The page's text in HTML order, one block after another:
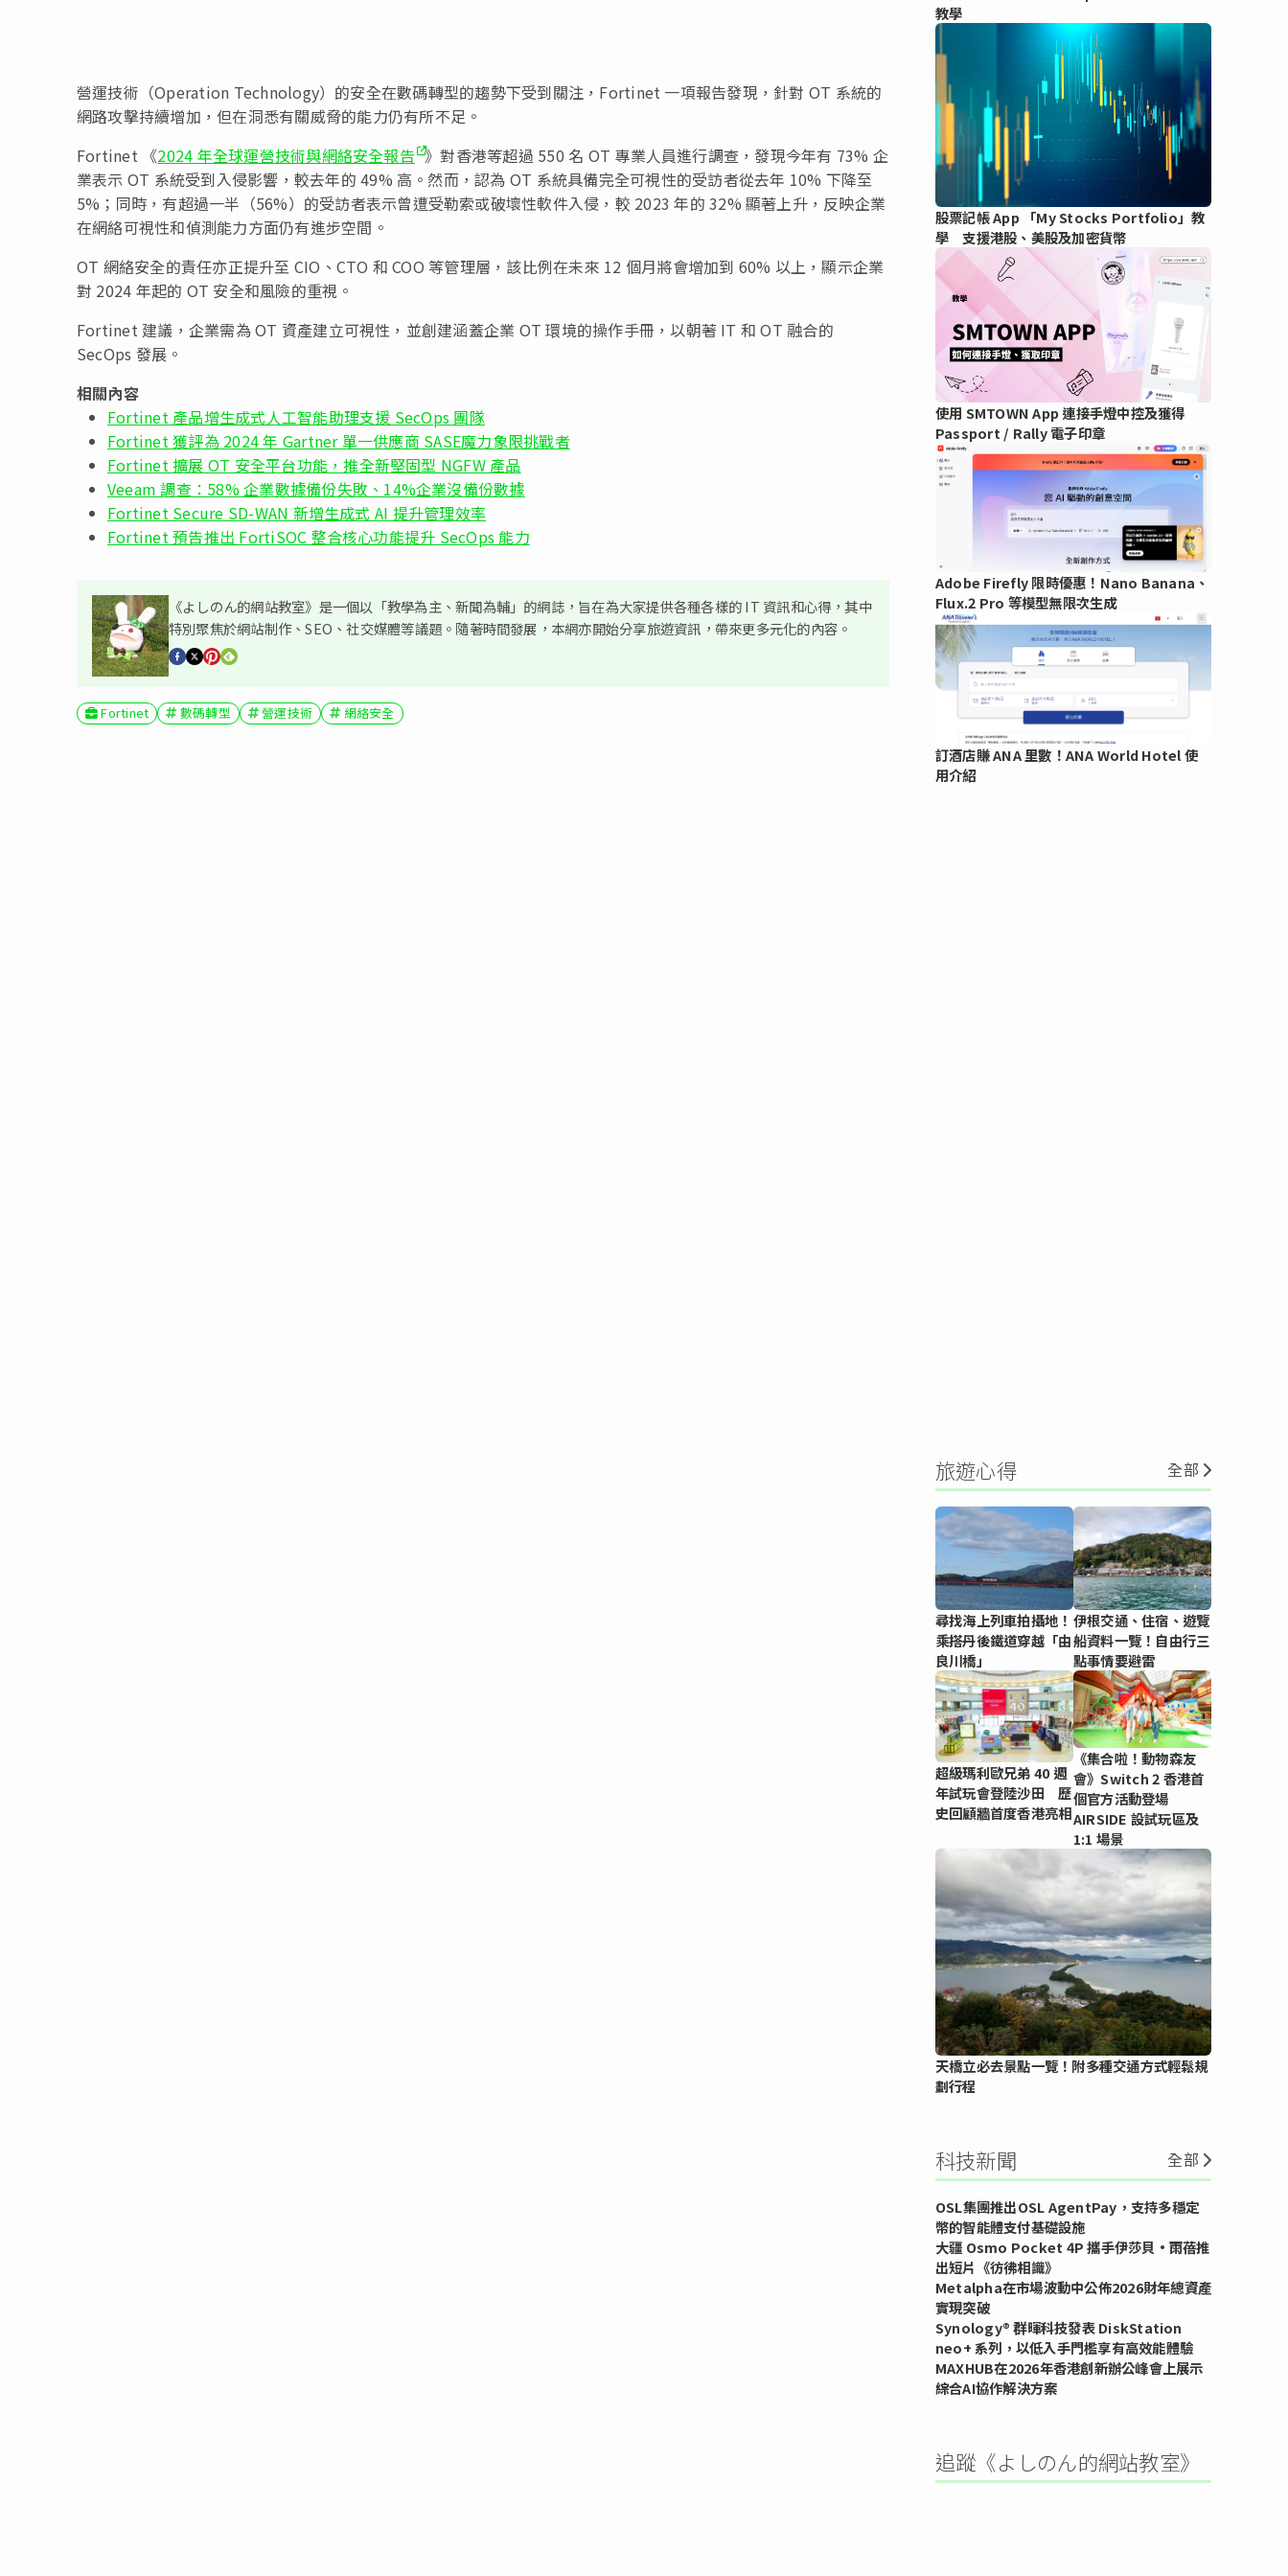
營運技術（Operation Technology）的安全在數碼轉型的趨勢下受到關注，Fortinet 一項報告發現，針對 OT 系統的
網路攻擊持續增加，但在洞悉有關威脅的能力仍有所不足。
Fortinet 《2024 年全球運營技術與網絡安全報告 》對香港等超過 550 名 OT 專業人員進行調查，發現今年有 73% 企
業表示 OT 系統受到入侵影響，較去年的 49% 高。然而，認為 OT 系統具備完全可視性的受訪者從去年 10% 下降至
5%；同時，有超過一半（56%）的受訪者表示曾遭受勒索或破壞性軟件入侵，較 2023 年的 32% 顯著上升，反映企業
在網絡可視性和偵測能力方面仍有進步空間。
OT 網絡安全的責任亦正提升至 CIO、CTO 和 COO 等管理層，該比例在未來 12 個月將會增加到 60% 以上，顯示企業
對 2024 年起的 OT 安全和風險的重視。
Fortinet 建議，企業需為 OT 資產建立可視性，並創建涵蓋企業 OT 環境的操作手冊，以朝著 IT 和 OT 融合的
SecOps 發展。
相關內容
Fortinet 產品增生成式人工智能助理支援 SecOps 團隊
Fortinet 獲評為 2024 年 Gartner 單一供應商 SASE魔力象限挑戰者
Fortinet 擴展 OT 安全平台功能，推全新堅固型 NGFW 產品
Veeam 調查：58% 企業數據備份失敗、14%企業沒備份數據
Fortinet Secure SD-WAN 新增生成式 AI 提升管理效率
Fortinet 預告推出 FortiSOC 整合核心功能提升 SecOps 能力
《よしのん的網站教室》是一個以「教學為主、新聞為輔」的網誌，旨在為大家提供各種各樣的 IT 資訊和心得，其中
特別聚焦於網站制作、SEO、社交媒體等議題。隨著時間發展，本網亦開始分享旅遊資訊，帶來更多元化的內容。
Fortinet 數碼轉型 營運技術 網絡安全
教學
股票記帳 App 「My Stocks Portfolio」教
學 支援港股、美股及加密貨幣
使用 SMTOWN App 連接手燈中控及獲得
Passport / Rally 電子印章
Adobe Firefly 限時優惠！Nano Banana、
Flux.2 Pro 等模型無限次生成
訂酒店賺 ANA 里數！ANA World Hotel 使
用介紹
旅遊心得 全部
尋找海上列車拍攝地！
乘搭丹後鐵道穿越「由
良川橋」
伊根交通、住宿、遊覽
船資料一覽！自由行三
點事情要避雷
超級瑪利歐兄弟 40 週
年試玩會登陸沙田 歷
史回顧牆首度香港亮相
《集合啦！動物森友
會》Switch 2 香港首
個官方活動登場
AIRSIDE 設試玩區及
1:1 場景
天橋立必去景點一覽！附多種交通方式輕鬆規
劃行程
科技新聞 全部
OSL集團推出OSL AgentPay，支持多穩定
幣的智能體支付基礎設施
大疆 Osmo Pocket 4P 攜手伊莎貝•雨蓓推
出短片《彷彿相識》
Metalpha在市場波動中公佈2026財年總資產
實現突破
Synology® 群暉科技發表 DiskStation
neo+ 系列，以低入手門檻享有高效能體驗
MAXHUB在2026年香港創新辦公峰會上展示
綜合AI協作解決方案
追蹤《よしのん的網站教室》